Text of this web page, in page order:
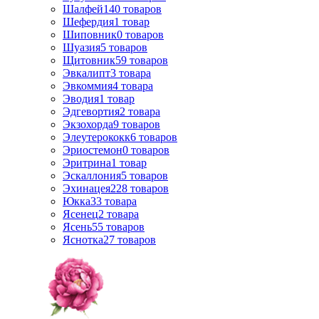
Шалфей140 товаров
Шефердия1 товар
Шиповник0 товаров
Шуазия5 товаров
Щитовник59 товаров
Эвкалипт3 товара
Эвкоммия4 товара
Эводия1 товар
Эдгевортия2 товара
Экзохорда9 товаров
Элеутерококк6 товаров
Эриостемон0 товаров
Эритрина1 товар
Эскаллония5 товаров
Эхинацея228 товаров
Юкка33 товара
Ясенец2 товара
Ясень55 товаров
Яснотка27 товаров